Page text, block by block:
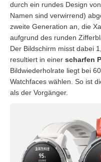
durch ein rundes Design
Namen sind verwirrend)
zweite Generation an, die
aufgrund des runden
Der Bildschirm misst dabei
resultiert in einer scharfen
Bildwiederholrate liegt bei
Watchfaces wählen. So ist
als der Vorgänger.